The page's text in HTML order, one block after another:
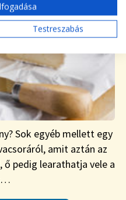
Sok egyéb mellett egy
amit aztán az
ő pedig learathatja vele a
Testreszabás